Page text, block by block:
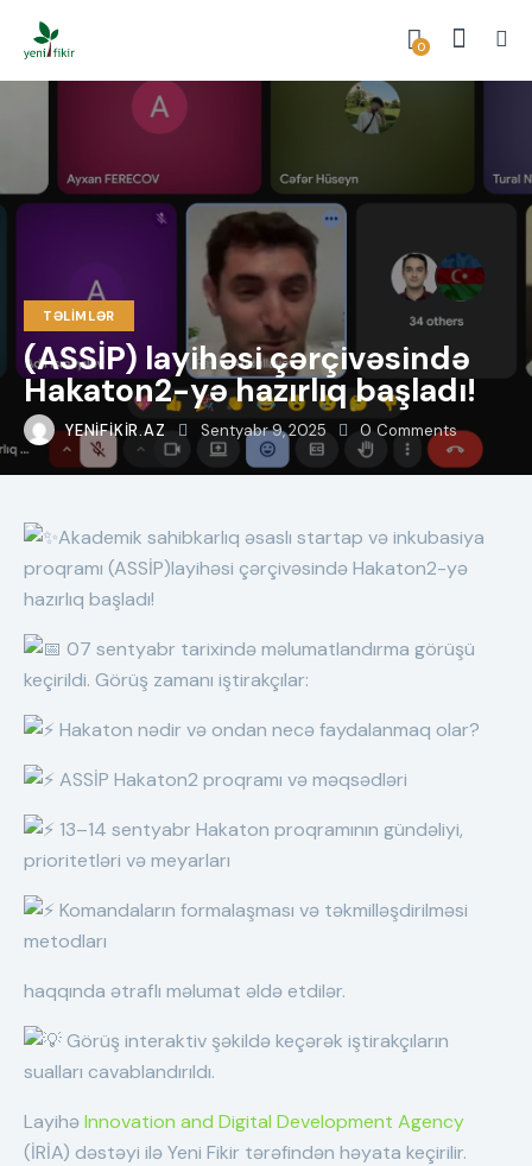
0
TƏLIMLƏR
(ASSİP) layihəsi çərçivəsində
Hakaton2-yə hazırlıq başladı!
YENIFIKIR.AZ Sentyabr 9, 2025 0 Comments
Akademik sahibkarlıq əsaslı startap və inkubasiya
proqramı (ASSİP)layihəsi çərçivəsində Hakaton2-yə
hazırlıq başladı!
07 sentyabr tarixində məlumatlandırma görüşü
keçirildi. Görüş zamanı iştirakçılar:
Hakaton nədir və ondan necə faydalanmaq olar?
ASSİP Hakaton2 proqramı və məqsədləri
13–14 sentyabr Hakaton proqramının gündəliyi,
prioritetləri və meyarları
Komandaların formalaşması və təkmilləşdirilməsi
metodları
haqqında ətraflı məlumat əldə etdilər.
Görüş interaktiv şəkildə keçərək iştirakçıların
sualları cavablandırıldı.
LayihəInnovation and Digital Development Agency
(İRİA) dəstəyi ilə Yeni Fikir tərəfindən həyata keçirilir.